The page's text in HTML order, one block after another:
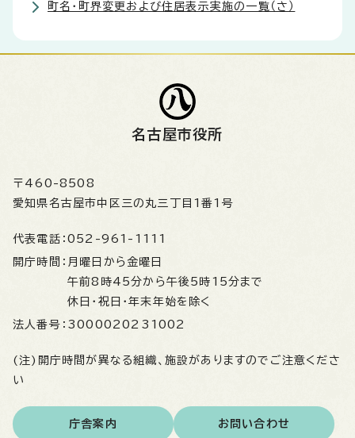
町名・町界変更および住居表示実施の一覧（さ）
名古屋市役所
〒460-8508
愛知県名古屋市中区三の丸三丁目1番1号
代表電話： 052-961-1111
開庁時間： 月曜日から金曜日
午前8時45分から午後5時15分まで
休日・祝日・年末年始を除く
法人番号： 3000020231002
(注)開庁時間が異なる組織、施設がありますのでご注意くださ
い
庁舎案内 お問い合わせ